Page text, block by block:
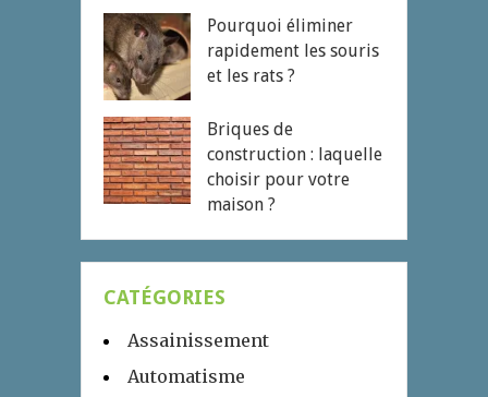
Pourquoi éliminer
rapidement les souris
et les rats ?
Briques de
construction : laquelle
choisir pour votre
maison ?
CATÉGORIES
Assainissement
Automatisme